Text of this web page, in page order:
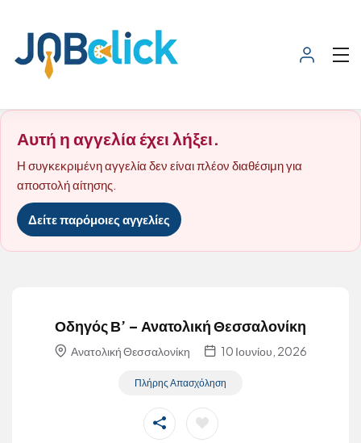
Αυτή η αγγελία έχει λήξει.
Η συγκεκριμένη αγγελία δεν είναι πλέον διαθέσιμη για
αποστολή αίτησης.
Δείτε παρόμοιες αγγελίες
Οδηγός Β’ – Ανατολική Θεσσαλονίκη
Ανατολική Θεσσαλονίκη 10 Ιουνίου, 2026
Πλήρης Απασχόληση